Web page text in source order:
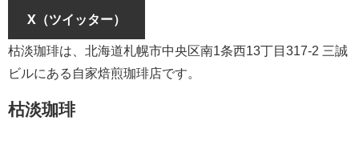
X（ツイッター）
枯淡珈琲は、北海道札幌市中央区南1条西13丁目317-2 三誠
ビルにある自家焙煎珈琲店です。
枯淡珈琲